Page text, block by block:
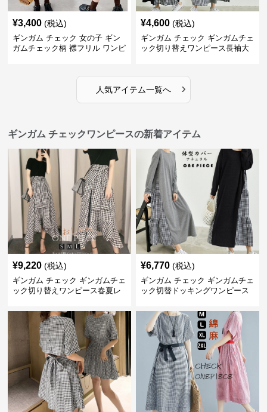
¥3,400 (税込)
ギンガム チェック 女の子 ギン
ガムチェック柄 襟フリル ワンピ
¥4,600 (税込)
ギンガム チェック ギンガムチェ
ック切り替えワンピース長袖大
人気アイテム一覧へ ›
ギンガム チェックワンピースの新着アイテム
¥9,220 (税込)
ギンガム チェック ギンガムチェ
ック切り替えワンピース春夏レ
¥6,770 (税込)
ギンガム チェック ギンガムチェ
ック切替ドッキングワンピース